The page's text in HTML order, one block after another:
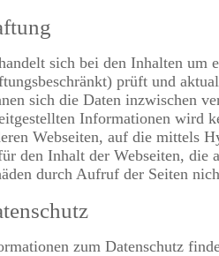
sich bei den Inhalten
prüft und
sich die Daten inzwischen
Informationen wird
Webseiten, auf die mittels
den Inhalt der Webseiten, die
durch Aufruf der Seiten
zum Datenschutz